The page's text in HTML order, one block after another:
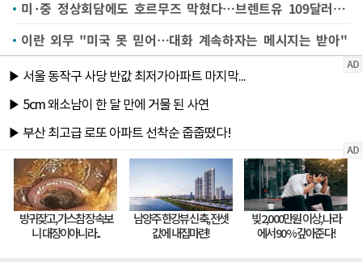
미·중 정상회담에도 호르무즈 막혔다…브렌트유 109달러 돌파
이란 외무 "미국 못 믿어…대화 계속하자는 메시지는 받아"